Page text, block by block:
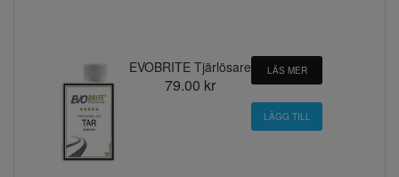
EVOBRITE Tjärlösare
79.00 kr
LÄS MER